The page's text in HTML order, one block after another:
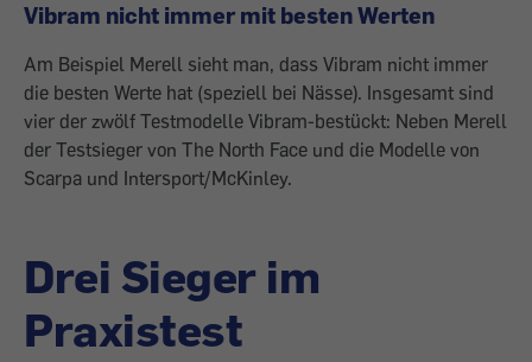
Vibram nicht immer mit besten Werten
Am Beispiel Merell sieht man, dass Vibram nicht immer
die besten Werte hat (speziell bei Nässe). Insgesamt sind
vier der zwölf Test­modelle Vibram-bestückt: Neben Merell
der Testsieger von The North Face und die Modelle von
Scarpa und Intersport/McKinley.
Drei Sieger im
Praxistest